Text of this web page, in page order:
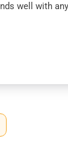
well with